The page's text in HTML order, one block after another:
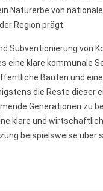
Naturerbe von
Region prägt.
Subventionierung von
eine klare kommunale
Bauten und
die Reste dieser
Generationen zu
klare und
beispielsweise über